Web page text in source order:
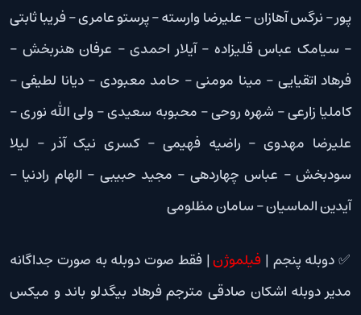
پور – نرگس آهازان – علیرضا وارسته – پرستو عامری – فریبا ثابتی
– سیامک عباس قلیزاده – آیلار احمدی – عرفان هنربخش –
فرهاد اتقیایی – مینا مومنی – حامد معبودی – دیانا لطیفی –
کاملیا زارعی – شهره روحی – محبوبه سعیدی – ولی الله نوری –
علیرضا مهدوی – راضیه فهیمی – کسری نیک آذر – لیلا
سودبخش – عباس چهاردهی – مجید حبیبی – الهام رادنیا –
آیدین الماسیان – سامان مظلومی
✅ دوبله پنجم |فیلموژن| فقط صوت دوبله به صورت جداگانه
مدیر دوبله اشکان صادقی مترجم فرهاد بیگدلو باند و میکس